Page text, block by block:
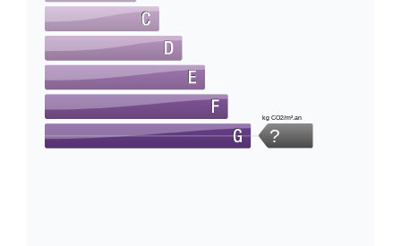
?
kg CO2/m².an